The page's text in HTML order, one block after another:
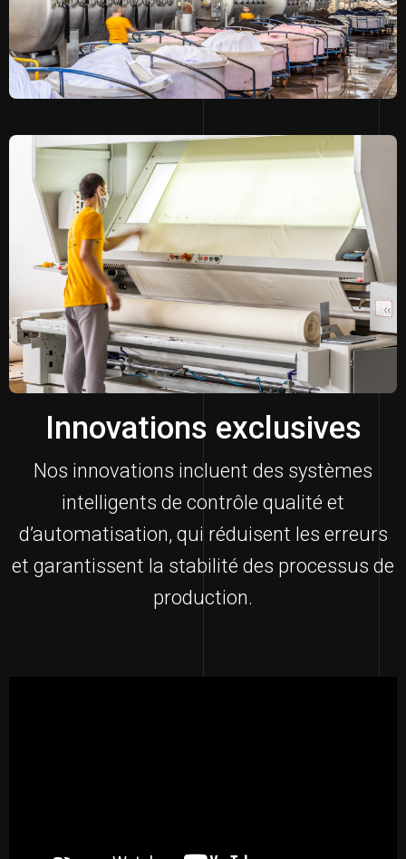
Innovations exclusives
Nos innovations incluent des systèmes
intelligents de contrôle qualité et
d’automatisation, qui réduisent les erreurs
et garantissent la stabilité des processus de
production.